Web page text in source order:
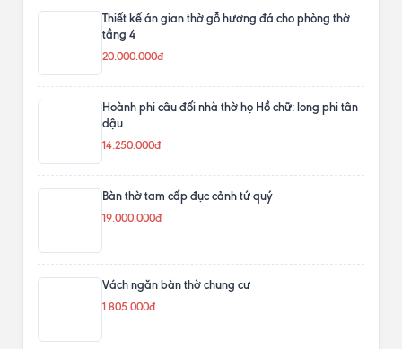
Thiết kế án gian thờ gỗ hương đá cho phòng thờ
tầng 4
20.000.000đ
Hoành phi câu đối nhà thờ họ Hồ chữ: long phi tân
dậu
14.250.000đ
Bàn thờ tam cấp đục cảnh tứ quý
19.000.000đ
Vách ngăn bàn thờ chung cư
1.805.000đ